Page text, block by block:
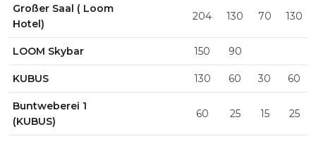
Großer Saal ( Loom
Hotel)
204 130 70 130
LOOM Skybar 150 90
KUBUS 130 60 30 60
Buntweberei 1
(KUBUS)
60 25 15 25